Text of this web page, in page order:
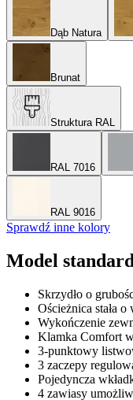
Dąb Natura
Brunat
Struktura RAL
RAL 7016
RAL 9016
Sprawdź inne kolory
Model
Skrzydło o
Ościeżnica stała
Wykończenie
Klamka Comfort
3-punktowy
3 zaczepy
Pojedyncza
4 zawiasy